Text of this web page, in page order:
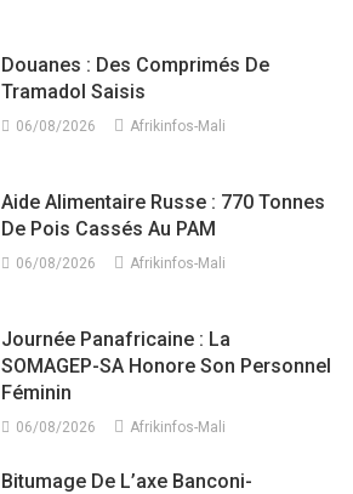
Douanes : Des Comprimés De
Tramadol Saisis
06/08/2026 Afrikinfos-Mali
Aide Alimentaire Russe : 770 Tonnes
De Pois Cassés Au PAM
06/08/2026 Afrikinfos-Mali
Journée Panafricaine : La
SOMAGEP-SA Honore Son Personnel
Féminin
06/08/2026 Afrikinfos-Mali
Bitumage De L’axe Banconi-